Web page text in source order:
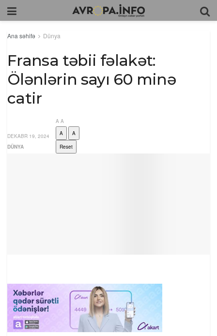
Ana səhifə Dünya
Fransa təbii fəlakət:
Ölənlərin sayı 60 minə
catir
DEKABR 19, 2024
DÜNYA
A A
A
A
Reset